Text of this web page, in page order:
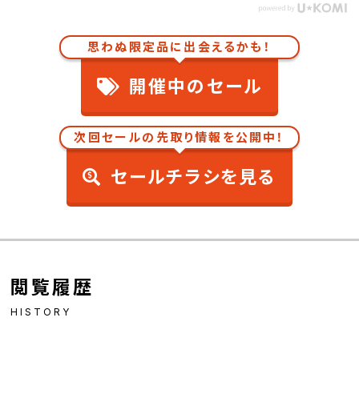
思わぬ限定品に出会えるかも！
開催中のセール
次回セールの先取り情報を公開中！
セールチラシを見る
閲覧履歴
HISTORY